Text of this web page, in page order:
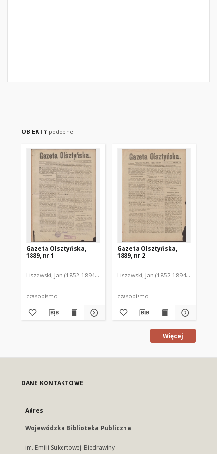
OBIEKTY podobne
Gazeta Olsztyńska,
1889, nr 1
Liszewski, Jan (1852-1894). Red.
czasopismo
Gazeta Olsztyńska,
1889, nr 2
Liszewski, Jan (1852-1894). Red.
czasopismo
Więcej
DANE KONTAKTOWE
Adres
Wojewódzka Biblioteka Publiczna
im. Emilii Sukertowej-Biedrawiny